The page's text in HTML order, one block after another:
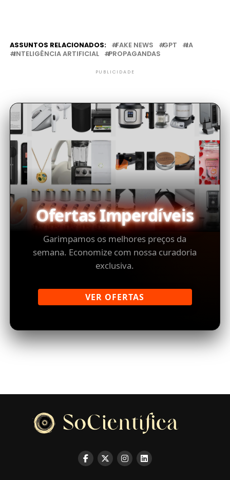
ASSUNTOS RELACIONADOS: FAKE NEWS GPT
IA
INTELIGÊNCIA ARTIFICIAL
PROPAGANDAS
PUBLICIDADE
Ofertas Imperdíveis
Garimpamos os melhores preços da
semana. Economize com nossa curadoria
exclusiva.
VER OFERTAS